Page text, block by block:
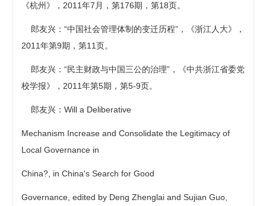
《杭州》，2011年7月，第176期，第18页。
郎友兴：“中国社会管理体制的变迁历程”，《浙江人大》，
2011年第9期，第11页。
郎友兴：“民主财政与中国三公的治理”，《中共浙江省委党
校学报》，2011年第5期，第5-9页。
郎友兴：Will a Deliberative
Mechanism Increase and Consolidate the Legitimacy of
Local Governance in
China?, in China's Search for Good
Governance, edited by Deng Zhenglai and Sujian Guo,